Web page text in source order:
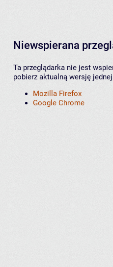
Niewspierana
Ta przeglądarka nie jest
pobierz aktualną wersję
Mozilla Firefox
Google Chrome